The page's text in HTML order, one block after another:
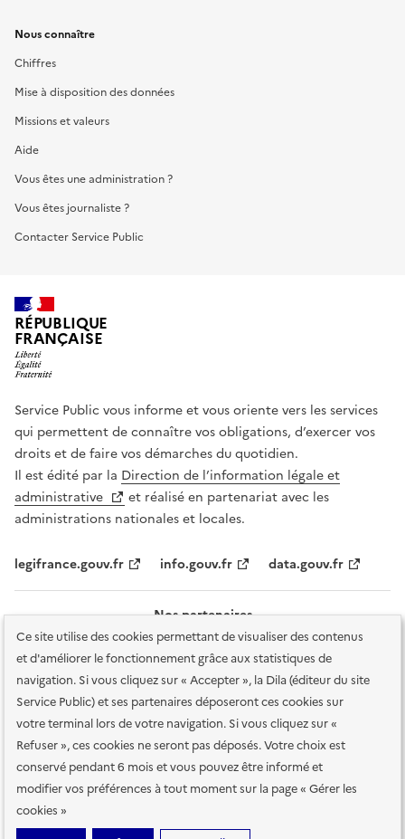
Ce site utilise des cookies permettant de visualiser des contenus
et d'améliorer le fonctionnement grâce aux statistiques de
navigation. Si vous cliquez sur « Accepter », la Dila (éditeur du site
Service Public) et ses partenaires déposeront ces cookies sur
votre terminal lors de votre navigation. Si vous cliquez sur «
Refuser », ces cookies ne seront pas déposés. Votre choix est
conservé pendant 6 mois et vous pouvez être informé et
modifier vos préférences à tout moment sur la page « Gérer les
cookies »
Nous connaître
Chiffres
Mise à disposition des données
Missions et valeurs
Aide
Vous êtes une administration ?
Vous êtes journaliste ?
Contacter Service Public
RÉPUBLIQUE
FRANÇAISE
Service Public vous informe et vous oriente vers les services
qui permettent de connaître vos obligations, d’exercer vos
droits et de faire vos démarches du quotidien.
Il est édité par la Direction de l’information légale et
administrative
et réalisé en partenariat avec les
administrations nationales et locales.
legifrance.gouv.fr info.gouv.fr data.gouv.fr
Nos partenaires
Plan du site Accessibilité : totalement conforme
Accessibilité des
services en ligne Mentions légales Données personnelles et sécurité
Conditions générales d'utilisation Gestion des cookies
Sauf mention contraire, tous les contenus de ce site sont sous